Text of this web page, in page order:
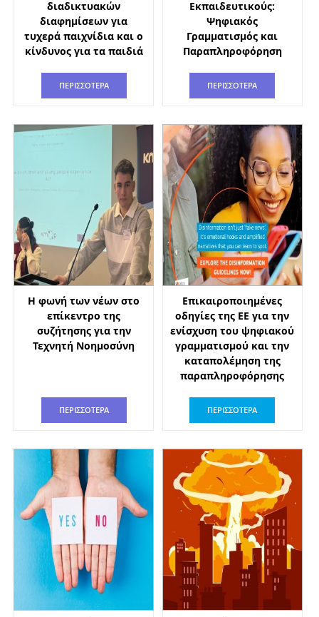
διαδικτυακών
διαφημίσεων για
τυχερά παιχνίδια και ο
κίνδυνος για τα παιδιά
ΠΕΡΙΣΣΟΤΕΡΑ
Εκπαιδευτικούς:
Ψηφιακός
Γραμματισμός και
Παραπληροφόρηση
ΠΕΡΙΣΣΟΤΕΡΑ
Η φωνή των νέων στο
επίκεντρο της
συζήτησης για την
Τεχνητή Νοημοσύνη
ΠΕΡΙΣΣΟΤΕΡΑ
Επικαιροποιημένες
οδηγίες της ΕΕ για την
ενίσχυση του ψηφιακού
γραμματισμού και την
καταπολέμηση της
παραπληροφόρησης
ΠΕΡΙΣΣΟΤΕΡΑ